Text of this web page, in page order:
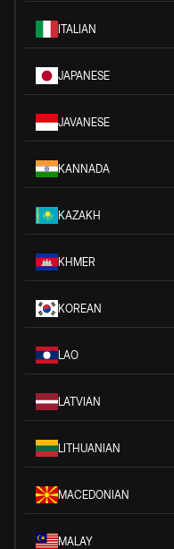
ITALIAN
JAPANESE
JAVANESE
KANNADA
KAZAKH
KHMER
KOREAN
LAO
LATVIAN
LITHUANIAN
MACEDONIAN
MALAY